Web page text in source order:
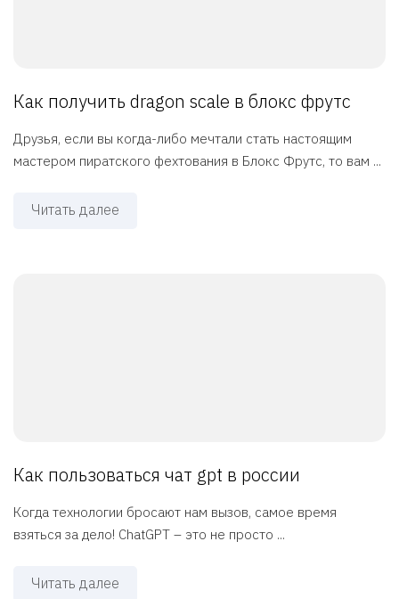
Как получить dragon scale в блокс фрутс
Друзья, если вы когда-либо мечтали стать настоящим
мастером пиратского фехтования в Блокс Фрутс, то вам ...
Читать далее
Как пользоваться чат gpt в россии
Когда технологии бросают нам вызов, самое время
взяться за дело! ChatGPT – это не просто ...
Читать далее